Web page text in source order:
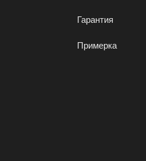
Гарантия
Примерка